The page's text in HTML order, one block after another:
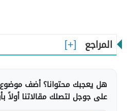
المراجع
هل يعجبك محتوانا؟ أضف
على جوجل لتصلك مقالاتنا أولاً